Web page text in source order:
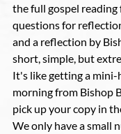
the full gospel reading
questions for
and a reflection by
short, simple, but
It's like getting a mini-
morning from Bishop
pick up your copy in
We only have a small